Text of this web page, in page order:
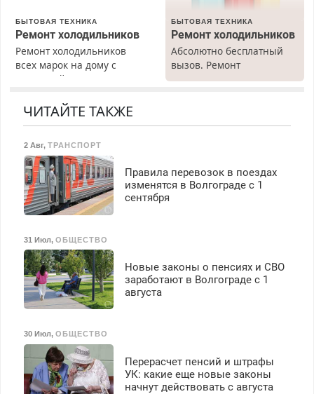
БЫТОВАЯ ТЕХНИКА
Ремонт холодильников
Ремонт холодильников
всех марок на дому с
гарантией. Замена
Недорого. Без выходных.
БЫТОВАЯ ТЕХНИКА
Ремонт холодильников
Абсолютно бесплатный
вызов. Ремонт
холодильников всех
ЧИТАЙТЕ ТАКЖЕ
2 Авг, ТРАНСПОРТ
Правила перевозок в поездах
изменятся в Волгограде с 1
сентября
31 Июл, ОБЩЕСТВО
Новые законы о пенсиях и СВО
заработают в Волгограде с 1
августа
30 Июл, ОБЩЕСТВО
Перерасчет пенсий и штрафы
УК: какие еще новые законы
начнут действовать с августа